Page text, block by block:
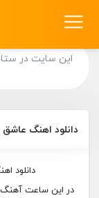
این سایت در
دانلود اهنگ
دانلود
در این ساعت آهنگ